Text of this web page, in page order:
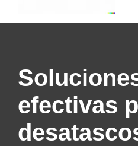
efectivas